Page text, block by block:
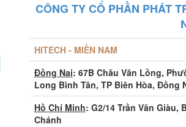
CÔNG TY CỔ PHẦN PHÁT
HITECH - MIỀN NAM
Đồng Nai: 67B Châu Văn Lồng,
Long Bình Tân, TP Biên Hòa, Đồng
Hồ Chí Minh: G2/14 Trần Văn Giàu,
Chánh